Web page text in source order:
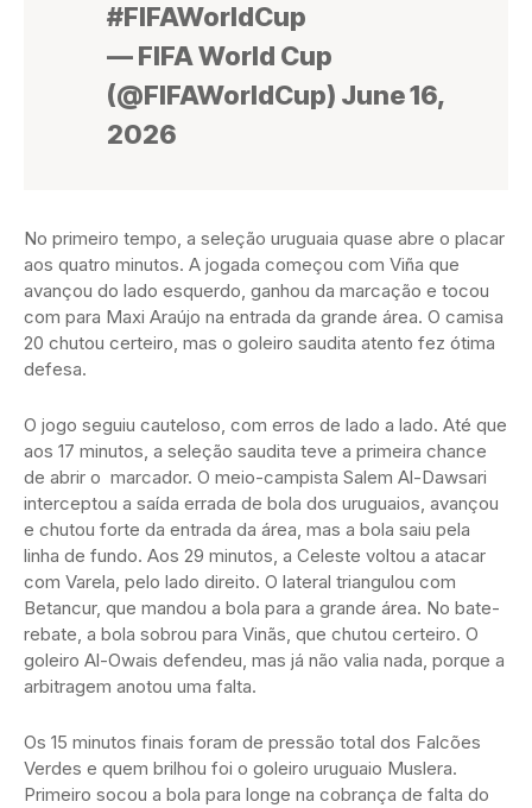
#FIFAWorldCup
— FIFA World Cup
(@FIFAWorldCup) June 16,
2026
No primeiro tempo, a seleção uruguaia quase abre o placar
aos quatro minutos. A jogada começou com Viña que
avançou do lado esquerdo, ganhou da marcação e tocou
com para Maxi Araújo na entrada da grande área. O camisa
20 chutou certeiro, mas o goleiro saudita atento fez ótima
defesa.
O jogo seguiu cauteloso, com erros de lado a lado. Até que
aos 17 minutos, a seleção saudita teve a primeira chance
de abrir o marcador. O meio-campista Salem Al-Dawsari
interceptou a saída errada de bola dos uruguaios, avançou
e chutou forte da entrada da área, mas a bola saiu pela
linha de fundo. Aos 29 minutos, a Celeste voltou a atacar
com Varela, pelo lado direito. O lateral triangulou com
Betancur, que mandou a bola para a grande área. No bate-
rebate, a bola sobrou para Vinãs, que chutou certeiro. O
goleiro Al-Owais defendeu, mas já não valia nada, porque a
arbitragem anotou uma falta.
Os 15 minutos finais foram de pressão total dos Falcões
Verdes e quem brilhou foi o goleiro uruguaio Muslera.
Primeiro socou a bola para longe na cobrança de falta do